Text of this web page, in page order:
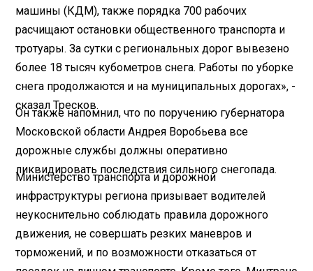
машины (КДМ), также порядка 700 рабочих
расчищают остановки общественного транспорта и
тротуары. За сутки с региональных дорог вывезено
более 18 тысяч кубометров снега. Работы по уборке
снега продолжаются и на муниципальных дорогах», -
сказал Тресков.
Он также напомнил, что по поручению губернатора
Московской области Андрея Воробьева все
дорожные службы должны оперативно
ликвидировать последствия сильного снегопада.
Министерство транспорта и дорожной
инфраструктуры региона призывает водителей
неукоснительно соблюдать правила дорожного
движения, не совершать резких маневров и
торможений, и по возможности отказаться от